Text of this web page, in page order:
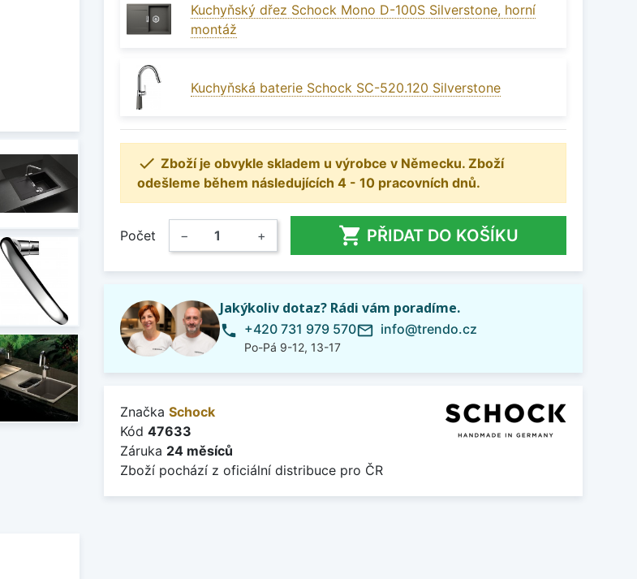
Kuchyňský dřez Schock Mono D-100S Silverstone, horní
montáž
Kuchyňská baterie Schock SC-520.120 Silverstone
 Zboží je obvykle skladem u výrobce v Německu. Zboží
odešleme během následujících 4 - 10 pracovních dnů.
Počet − +  PŘIDAT DO KOŠÍKU
Jakýkoliv dotaz? Rádi vám poradíme.
phone +420 731 979 570
Po-Pá 9-12, 13-17
mail_outline info@trendo.cz
Značka Schock
Kód 47633
Záruka 24 měsíců
Zboží pochází z oficiální distribuce pro ČR